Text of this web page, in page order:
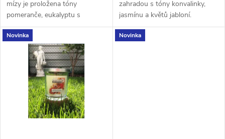
k
t
u
k
mízy je proložena tóny
pomeranče, eukalyptu s
jemným nádechem ambry.
zahradou s tóny konvalinky,
jasmínu a květů jabloní.
Novinka Novinka